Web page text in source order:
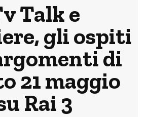
Talk e
gli ospiti
di
21 maggio
Rai 3